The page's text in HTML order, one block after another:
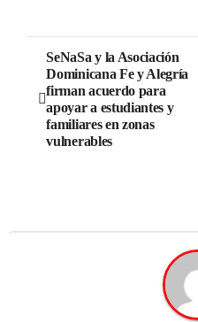
SeNaSa y la Asociación
Dominicana Fe y Alegría
firman acuerdo para
apoyar a estudiantes y
familiares en zonas
vulnerables